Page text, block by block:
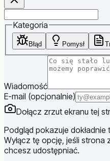
Website
Kategoria
Błąd Pomysł
Wiadomość
E-mail (opcjonalnie)
Dołącz zrzut ekranu tej
Podgląd pokazuje
Wyłącz tę opcję, jeśli
chcesz udostępniać.